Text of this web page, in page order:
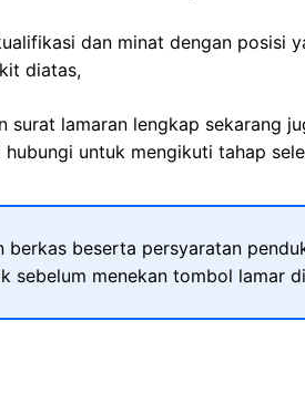
dan minat dengan posisi
diatas,
surat lamaran lengkap sekarang
untuk mengikuti tahap
berkas beserta persyaratan
sebelum menekan tombol lamar